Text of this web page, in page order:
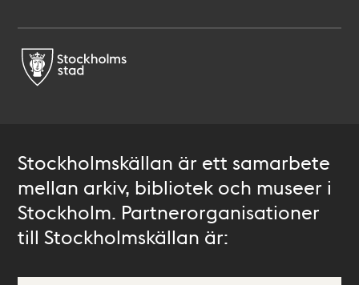
Stockholmskällan är ett samarbete
mellan arkiv, bibliotek och museer i
Stockholm. Partnerorganisationer
till Stockholmskällan är: